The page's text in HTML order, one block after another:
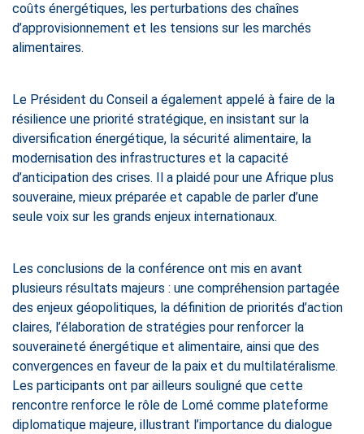
coûts énergétiques, les perturbations des chaînes
d’approvisionnement et les tensions sur les marchés
alimentaires.
Le Président du Conseil a également appelé à faire de la
résilience une priorité stratégique, en insistant sur la
diversification énergétique, la sécurité alimentaire, la
modernisation des infrastructures et la capacité
d’anticipation des crises. Il a plaidé pour une Afrique plus
souveraine, mieux préparée et capable de parler d’une
seule voix sur les grands enjeux internationaux.
Les conclusions de la conférence ont mis en avant
plusieurs résultats majeurs : une compréhension partagée
des enjeux géopolitiques, la définition de priorités d’action
claires, l’élaboration de stratégies pour renforcer la
souveraineté énergétique et alimentaire, ainsi que des
convergences en faveur de la paix et du multilatéralisme.
Les participants ont par ailleurs souligné que cette
rencontre renforce le rôle de Lomé comme plateforme
diplomatique majeure, illustrant l’importance du dialogue